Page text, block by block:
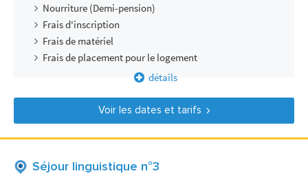
Nourriture (Demi-pension)
Frais d'inscription
Frais de matériel
Frais de placement pour le logement
détails
Voir les dates et tarifs
Séjour linguistique n°3